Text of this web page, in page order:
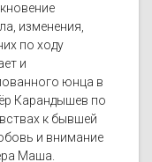
изменения,
по ходу
и
юнца в
Карандышев по
к бывшей
и внимание
Маша.